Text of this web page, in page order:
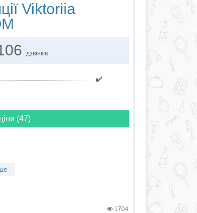
Viktoriia
дзвінків
✔️
(47)
1704